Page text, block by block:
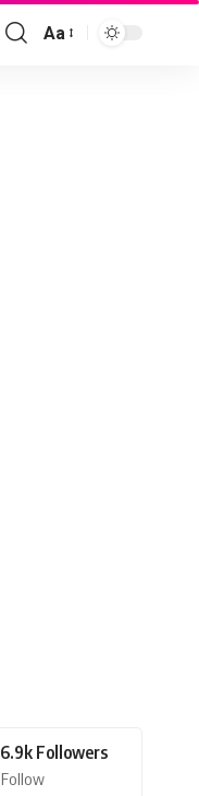
Font
Aa
6.9k Followers
Follow